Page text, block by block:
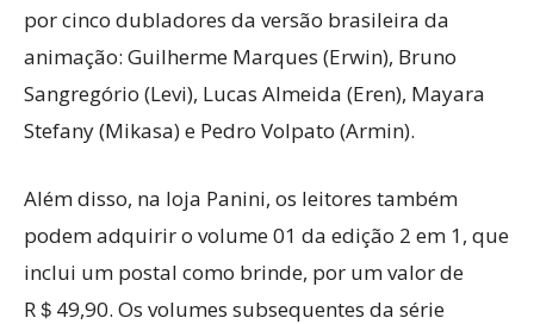
por cinco dubladores da versão brasileira da
animação: Guilherme Marques (Erwin), Bruno
Sangregório (Levi), Lucas Almeida (Eren), Mayara
Stefany (Mikasa) e Pedro Volpato (Armin).
Além disso, na loja Panini, os leitores também
podem adquirir o volume 01 da edição 2 em 1, que
inclui um postal como brinde, por um valor de
R＄49,90. Os volumes subsequentes da série